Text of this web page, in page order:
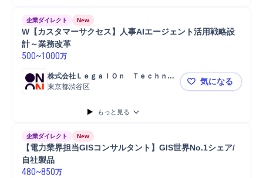
企業ダイレクト New
W【カスタマーサクセス】人事AIエージェント活用戦略設
計～業務改革
500~1000万
株式会社ＬｅｇａｌＯｎ　Ｔｅｃｈｎｏ
ｌｏｇｉｅｓ
東京都渋谷区 W【カスタ
気になる
もっと見る
企業ダイレクト New
【電力業界担当GISコンサルタント】GIS世界No.1シェア/
自社製品
480~850万